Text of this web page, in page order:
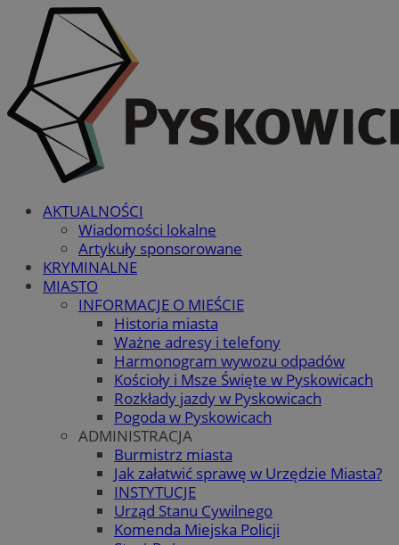
AKTUALNOŚCI
Wiadomości lokalne
Artykuły sponsorowane
KRYMINALNE
MIASTO
INFORMACJE O MIEŚCIE
Historia miasta
Ważne adresy i telefony
Harmonogram wywozu odpadów
Kościoły i Msze Święte w Pyskowicach
Rozkłady jazdy w Pyskowicach
Pogoda w Pyskowicach
ADMINISTRACJA
Burmistrz miasta
Jak załatwić sprawę w Urzędzie Miasta?
INSTYTUCJE
Urząd Stanu Cywilnego
Komenda Miejska Policji